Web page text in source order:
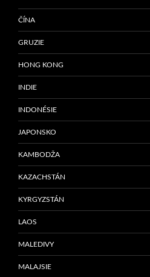
ČÍNA
GRUZIE
HONG KONG
INDIE
INDONÉSIE
JAPONSKO
KAMBODŽA
KAZACHSTÁN
KYRGYZSTÁN
LAOS
MALEDIVY
MALAJSIE